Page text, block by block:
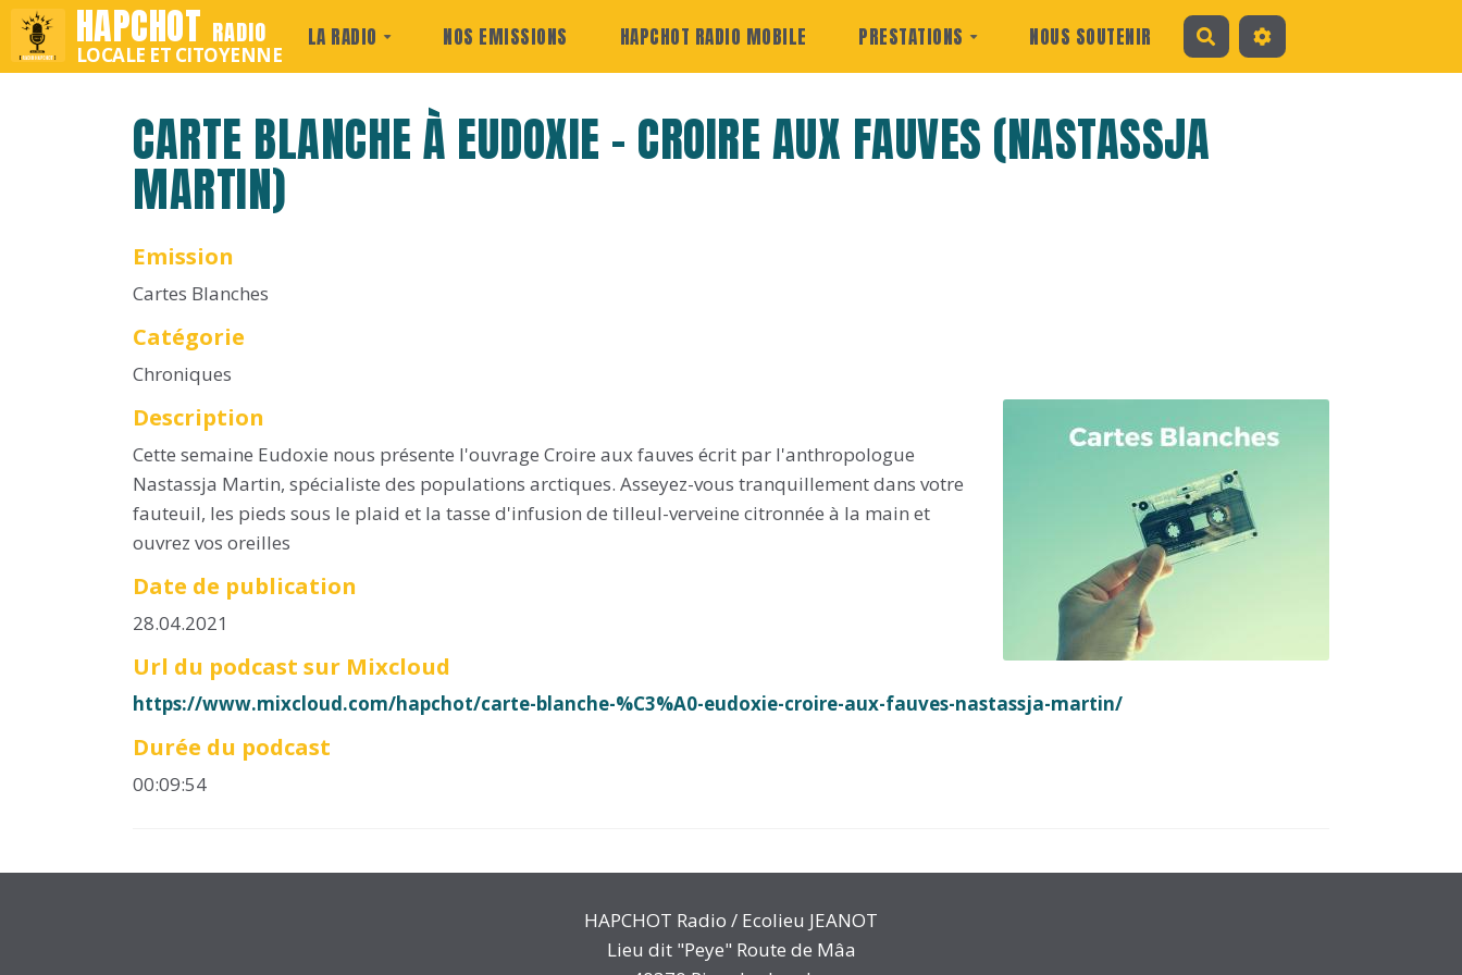
HAPCHOT RADIO
LOCALE ET CITOYENNE
LA RADIO NOS EMISSIONS HAPCHOT RADIO MOBILE PRESTATIONS NOUS SOUTENIR Rechercher
CARTE BLANCHE À EUDOXIE - CROIRE AUX FAUVES (NASTASSJA
MARTIN)
Emission
Cartes Blanches
Catégorie
Chroniques
Description
Cette semaine Eudoxie nous présente l'ouvrage Croire aux fauves écrit par l'anthropologue
Nastassja Martin, spécialiste des populations arctiques. Asseyez-vous tranquillement dans votre
fauteuil, les pieds sous le plaid et la tasse d'infusion de tilleul-verveine citronnée à la main et
ouvrez vos oreilles
Date de publication
28.04.2021
Url du podcast sur Mixcloud
https://www.mixcloud.com/hapchot/carte-blanche-%C3%A0-eudoxie-croire-aux-fauves-nastassja-martin/
Durée du podcast
00:09:54
HAPCHOT Radio / Ecolieu JEANOT
Lieu dit "Peye" Route de Mâa